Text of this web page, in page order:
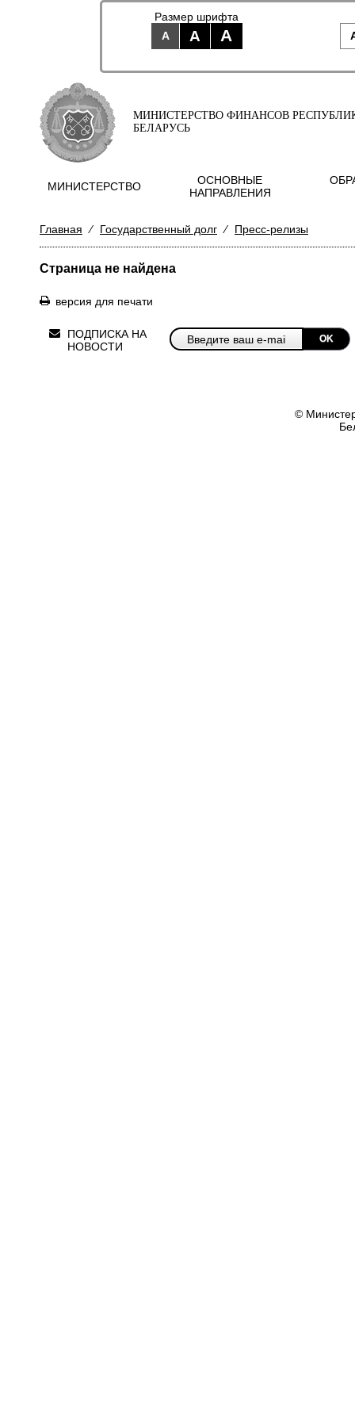
Размер шрифта
A
A A
МИНИСТЕРСТВО ФИНАНСОВ
БЕЛАРУСЬ
МИНИСТЕРСТВО
ОСНОВНЫЕ
НАПРАВЛЕНИЯ
Главная ⁄ Государственный долг ⁄ Пресс-релизы
Страница не найдена
версия для печати
ПОДПИСКА НА
НОВОСТИ
OK
©